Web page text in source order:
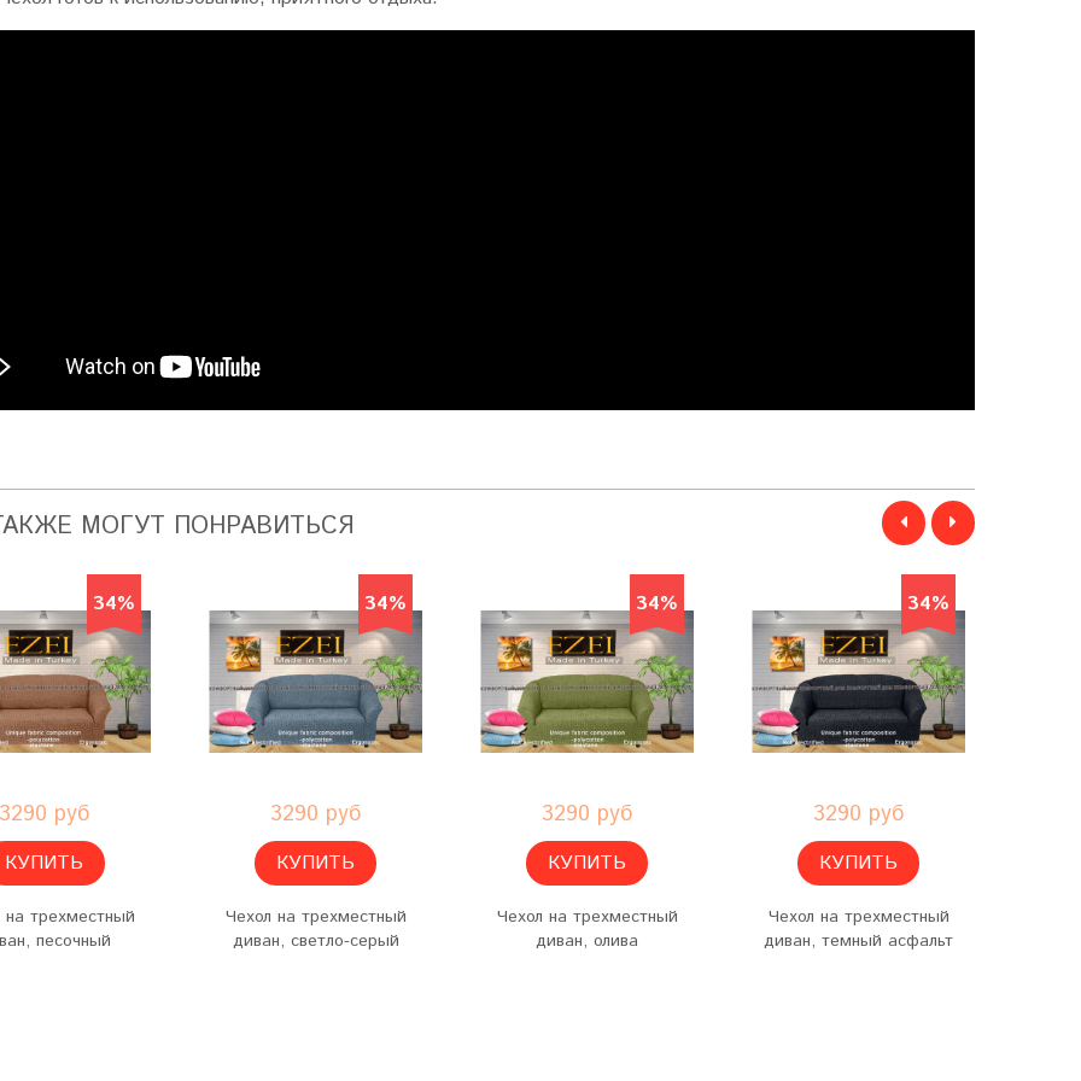
МОГУТ ПОНРАВИТЬСЯ
34%
3290 руб
КУПИТЬ
на трехместный
песочный
34%
3290 руб
КУПИТЬ
Чехол на трехместный
диван, светло-серый
34%
3290 руб
КУПИТЬ
Чехол на трехместный
диван, олива
34%
3290 руб
КУПИТЬ
Чехол на трехместный
диван, темный асфальт